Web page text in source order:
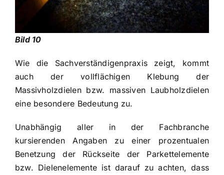
Bild 10
Wie die Sachverständigenpraxis zeigt, kommt
auch der vollflächigen Klebung der
Massivholzdielen bzw. massiven Laubholzdielen
eine besondere Bedeutung zu.
Unabhängig aller in der Fachbranche
kursierenden Angaben zu einer prozentualen
Benetzung der Rückseite der Parkettelemente
bzw. Dielenelemente ist darauf zu achten, dass